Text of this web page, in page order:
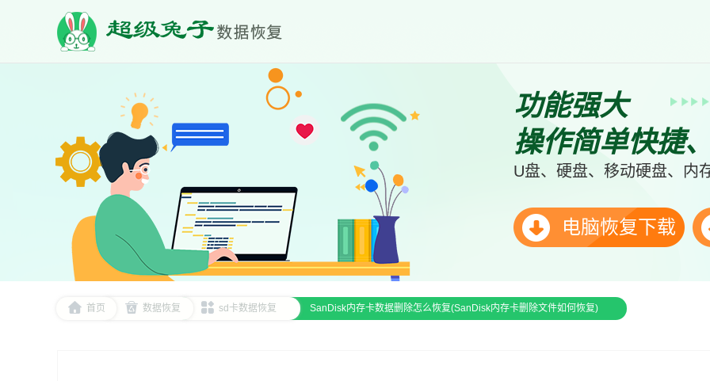
功能强大
操作简单快捷
U盘、硬盘、移动硬盘、内
电脑恢复下载
首页 数据恢复 sd卡数据恢复 SanDisk内存卡数据删除怎么恢复(SanDisk内存卡删除文件如何恢复)